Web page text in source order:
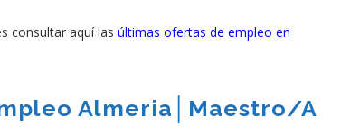
consultar aquí las últimas ofertas de empleo en
Almeria│maestro/a